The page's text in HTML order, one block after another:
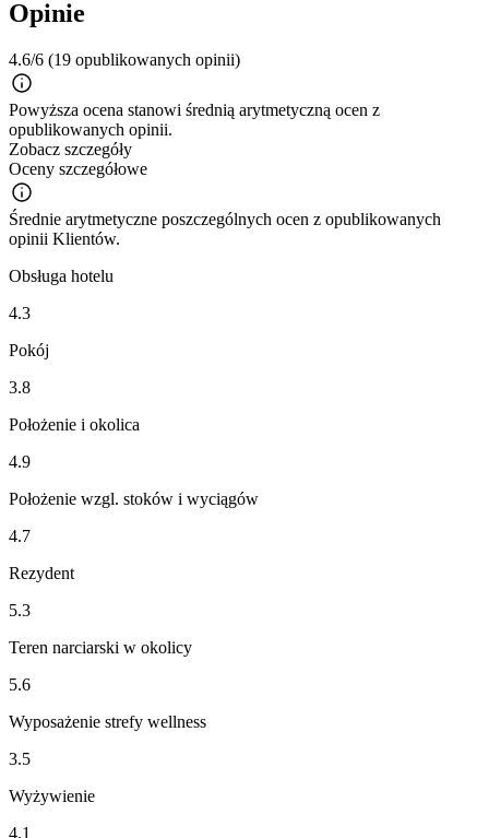
Opinie
4.6/6 (19 opublikowanych opinii)
Powyższa ocena stanowi średnią arytmetyczną ocen z
opublikowanych opinii.
Zobacz szczegóły
Oceny szczegółowe
Średnie arytmetyczne poszczególnych ocen z opublikowanych
opinii Klientów.
Obsługa hotelu
4.3
Pokój
3.8
Położenie i okolica
4.9
Położenie wzgl. stoków i wyciągów
4.7
Rezydent
5.3
Teren narciarski w okolicy
5.6
Wyposażenie strefy wellness
3.5
Wyżywienie
4.1